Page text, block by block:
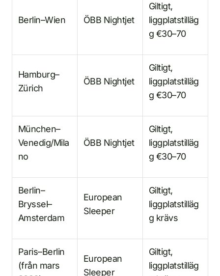
Berlin–Wien ÖBB Nightjet
Giltigt,
liggplatstilläg
g €30–70
Hamburg–
Zürich
ÖBB Nightjet
Giltigt,
liggplatstilläg
g €30–70
München–
Venedig/Mila
no
ÖBB Nightjet
Giltigt,
liggplatstilläg
g €30–70
Berlin–
Bryssel–
Amsterdam
European
Sleeper
Giltigt,
liggplatstilläg
g krävs
Paris–Berlin
(från mars
European
Sleeper
Giltigt,
liggplatstilläg